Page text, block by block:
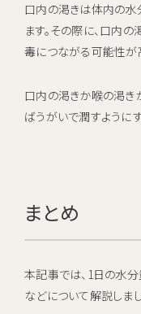
口内の渇きは体内の
ます。その際に、口内
毒につながる可能性が
口内の渇きか喉の渇き
ばうがいで潤すように
まとめ
本記事では、1日の水
などについて解説しまし